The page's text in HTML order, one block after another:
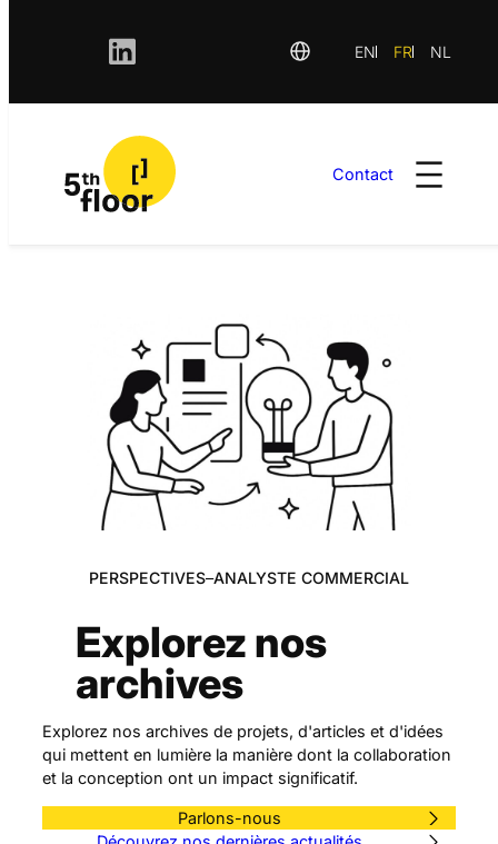
EN FR NL
Contact
PERSPECTIVES–ANALYSTE COMMERCIAL
Explorez nos
archives
Explorez nos archives de projets, d'articles et d'idées
qui mettent en lumière la manière dont la collaboration
et la conception ont un impact significatif.
Parlons-nous